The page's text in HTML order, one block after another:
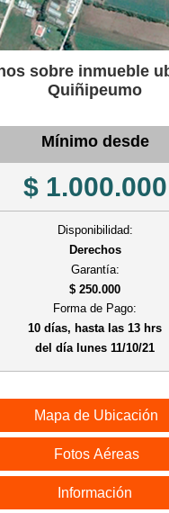
sobre inmueble
Quiñipeumo
Mínimo desde
$ 1.000.000
Disponibilidad:
Derechos
Garantía:
$ 250.000
Forma de Pago:
10 días, hasta las 13 hrs
del día lunes 11/10/21
Mapa de Ubicación
Fotos Aéreas
Información